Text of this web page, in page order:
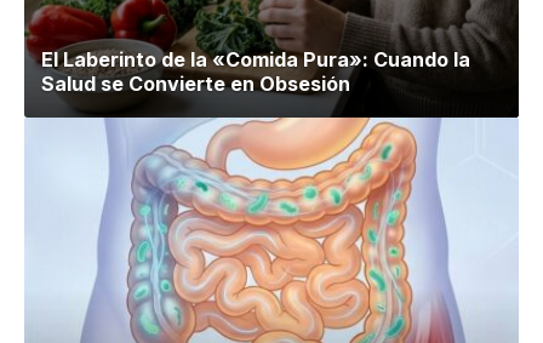
El Laberinto de la «Comida Pura»: Cuando la
Salud se Convierte en Obsesión